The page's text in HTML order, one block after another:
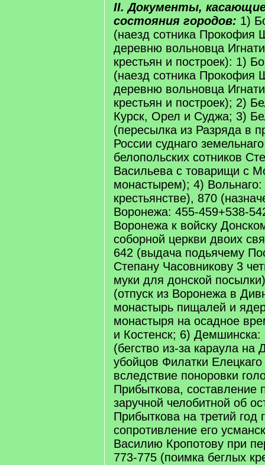
II. Документы,
состояния городов: 1)
(наезд сотника Прокофия
деревню вольновца
крестьян и построек): 1)
(наезд сотника Прокофия
деревню вольновца
крестьян и построек); 2)
Курск, Орел и Суджа; 3)
(пересылка из Разряда в
России суднаго
белопольских сотников
Васильева с товарищи с
монастырем); 4)
крестьянстве), 870
Воронежа: 455-459+538-
Воронежа к войску
соборной церкви двоих
642 (выдача подьячему
Степану Часовникову 3
муки для донской
(отпуск из Воронежа в
монастырь пищалей и
монастыря на осадное
и Костенск; 6) Демшинска:
(бегство из-за караула на
убойцов Филатки
вследствие поноровки
Прибыткова, составление
заручной челобитной об
Прибыткова на третий год
сопротивление его
Василию Кропотову при
773-775 (поимка беглых